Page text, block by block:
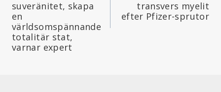
suveränitet, skapa
en
världsomspännande
totalitär stat,
varnar expert
transvers myelit
efter Pfizer-sprutor